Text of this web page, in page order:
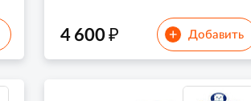
4 600₽ + Добавить